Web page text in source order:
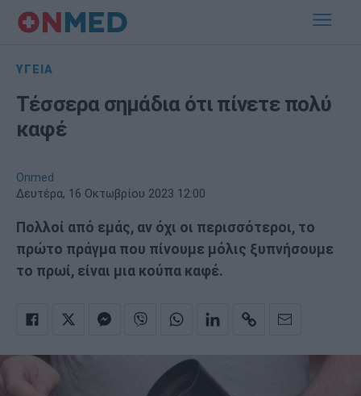
ΥΓΕΙΑ
Τέσσερα σημάδια ότι πίνετε πολύ
καφέ
Onmed
Δευτέρα, 16 Οκτωβρίου 2023 12:00
Πολλοί από εμάς, αν όχι οι περισσότεροι, το
πρώτο πράγμα που πίνουμε μόλις ξυπνήσουμε
το πρωί, είναι μια κούπα καφέ.